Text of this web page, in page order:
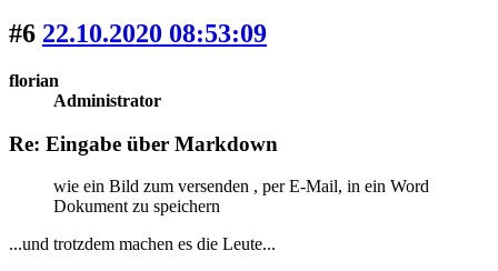
#6 22.10.2020 08:53:09
florian
Administrator
Re: Eingabe über Markdown
wie ein Bild zum versenden , per E-Mail, in ein Word
Dokument zu speichern
...und trotzdem machen es die Leute...